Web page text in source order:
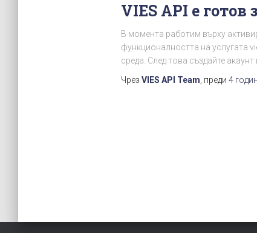
VIES API е готов
В момента работим върху
функционалността на услугата
среда. След това създайте
Чрез VIES API Team , преди 4